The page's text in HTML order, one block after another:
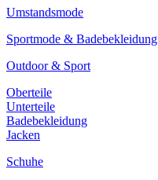
Umstandsmode
Sportmode & Badebekleidung
Outdoor & Sport
Oberteile
Unterteile
Badebekleidung
Jacken
Schuhe